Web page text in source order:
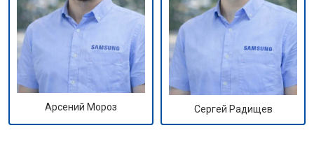
Арсений Мороз Сергей Радищев